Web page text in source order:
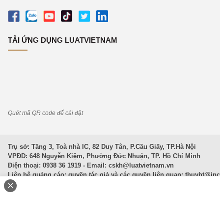
TẢI ỨNG DỤNG LUATVIETNAM
Quét mã QR code để cài đặt
Trụ sở: Tầng 3, Toà nhà IC, 82 Duy Tân, P.Cầu Giấy, TP.Hà Nội
VPĐD: 648 Nguyễn Kiệm, Phường Đức Nhuận, TP. Hồ Chí Minh
Điện thoại: 0938 36 1919 - Email: cskh@luatvietnam.vn
Liên hệ quảng cáo; quyền tác giả và các quyền liên quan:
Văn Bản Pháp Luật
×